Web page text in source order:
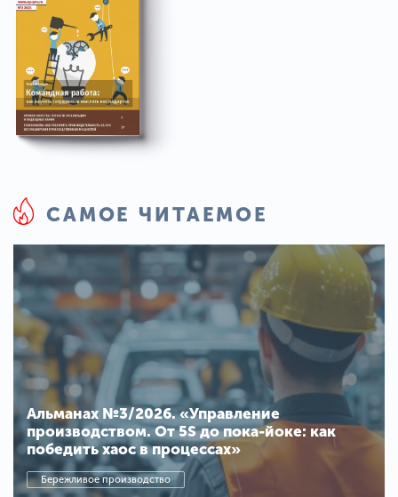
САМОЕ ЧИТАЕМОЕ
Альманах №3/2026. «Управление
производством. От 5S до пока-йоке: как
победить хаос в процессах»
Бережливое производство